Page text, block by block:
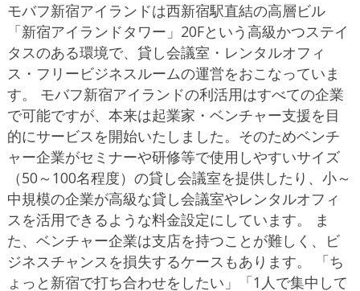
モバフ新宿アイランドは西新宿駅直結の高層ビル
「新宿アイランドタワー」20Fという高級かつステイ
タスのある環境で、貸し会議室・レンタルオフィ
ス・フリービジネスルームの運営をおこなっていま
す。 モバフ新宿アイランドの利活用はすべての企業
で可能ですが、本来は起業家・ベンチャー支援を目
的にサービスを開始いたしました。そのためベンチ
ャー企業がセミナーや研修等で使用しやすいサイズ
（50～100名程度）の貸し会議室を提供したり、小～
中規模の企業が高級な貸し会議室やレンタルオフィ
スを活用できるような料金設定にしています。 ま
た、ベンチャー企業は支店を持つことが難しく、ビ
ジネスチャンスを損失するケースもあります。 「ち
ょっと新宿で打ち合わせをしたい」「1人で集中して